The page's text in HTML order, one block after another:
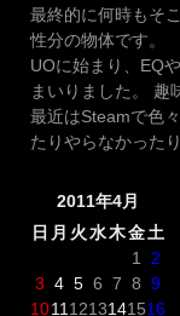
最終的に何時もそ
性分の物体です。
UOに始まり、EQ
まいりました。 趣
最近はSteamで色
たりやらなかった
2011年4月
日 月 火水木金土
1
2
3 4 5 6 7 8 9
1011 1213141516